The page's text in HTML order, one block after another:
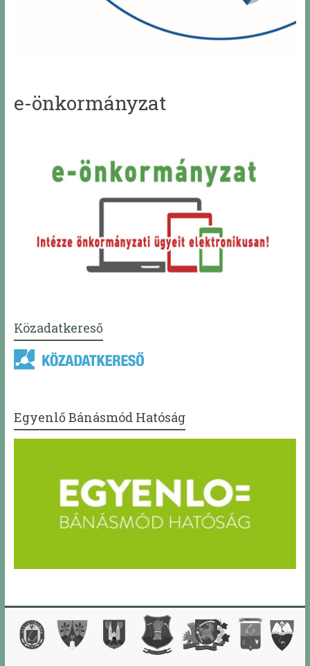
e-önkormányzat
Közadatkereső
Egyenlő Bánásmód Hatóság